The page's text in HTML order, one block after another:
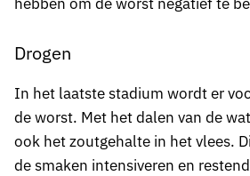
Drogen
In het laatste stadium wordt er
de worst. Met het dalen van de
ook het zoutgehalte in het vlees.
de smaken intensiveren en